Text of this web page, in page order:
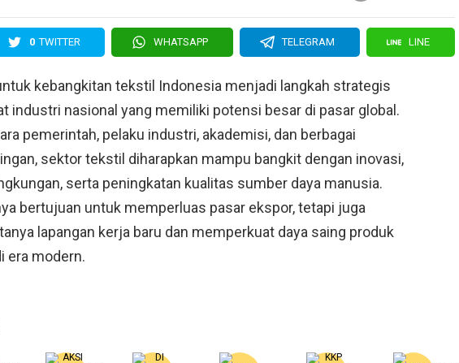
0 TWITTER WHATSAPP TELEGRAM LINE
kebangkitan tekstil Indonesia menjadi langkah strategis
industri nasional yang memiliki potensi besar di pasar global.
pemerintah, pelaku industri, akademisi, dan berbagai
sektor tekstil diharapkan mampu bangkit dengan inovasi,
serta peningkatan kualitas sumber daya manusia.
bertujuan untuk memperluas pasar ekspor, tetapi juga
lapangan kerja baru dan memperkuat daya saing produk
era modern.